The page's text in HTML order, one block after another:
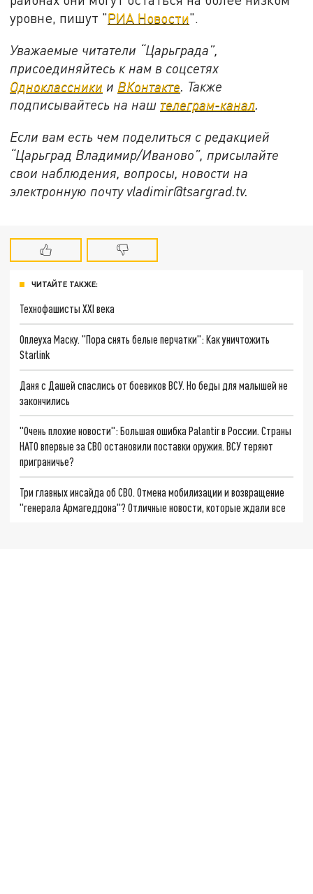
уровне, пишут "РИА Новости".
Уважаемые читатели “Царьграда”,
присоединяйтесь к нам в соцсетях
Одноклассники и ВКонтакте. Также
подписывайтесь на наш телеграм-канал.
Если вам есть чем поделиться с редакцией
“Царьград Владимир/Иваново”, присылайте
свои наблюдения, вопросы, новости на
электронную почту vladimir@tsargrad.tv.
ЧИТАЙТЕ ТАКЖЕ:
Технофашисты XXI века
Оплеуха Маску. "Пора снять белые перчатки": Как уничтожить
Starlink
Даня с Дашей спаслись от боевиков ВСУ. Но беды для малышей не
закончились
"Очень плохие новости": Большая ошибка Palantir в России. Страны
НАТО впервые за СВО остановили поставки оружия. ВСУ теряют
приграничье?
Три главных инсайда об СВО. Отмена мобилизации и возвращение
"генерала Армагеддона"? Отличные новости, которые ждали все